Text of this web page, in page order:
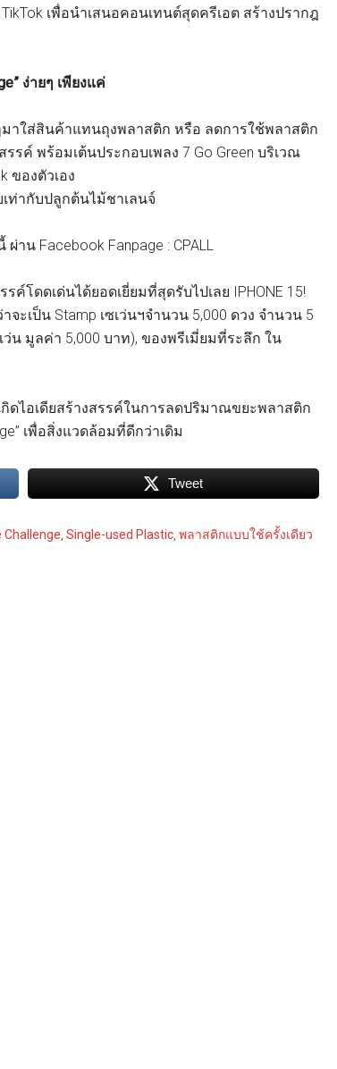
เพื่อนำเสนอคอนเทนต์สุดครีเอต สร้างปรากฎ
ง่ายๆ เพียงแค่
าใส่สินค้าแทนถุงพลาสติก หรือ ลดการใช้พลาสติก
รรค์ พร้อมเต้นประกอบเพลง 7 Go Green บริเวณ
ของตัวเอง
ท่ากับปลูกต้นไม้ชาเลนจ์
น Facebook Fanpage : CPALL
โดดเด่นได้ยอดเยี่ยมที่สุดรับไปเลย IPHONE 15!
ะเป็น Stamp เซเว่นฯจำนวน 5,000 ดวง จำนวน 5
น มูลค่า 5,000 บาท), ของพรีเมี่ยมที่ระลึก ใน
ดไอเดียสร้างสรรค์ในการลดปริมาณขยะพลาสติก
เพื่อสิ่งแวดล้อมที่ดีกว่าเดิม
Tweet
Challenge Single-used Plastic พลาสติกแบบใช้ครั้งเดียว